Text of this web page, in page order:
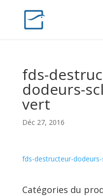
fds-
dodeurs-
vert
Déc 27, 2016
fds-destructeur-
Catégories du